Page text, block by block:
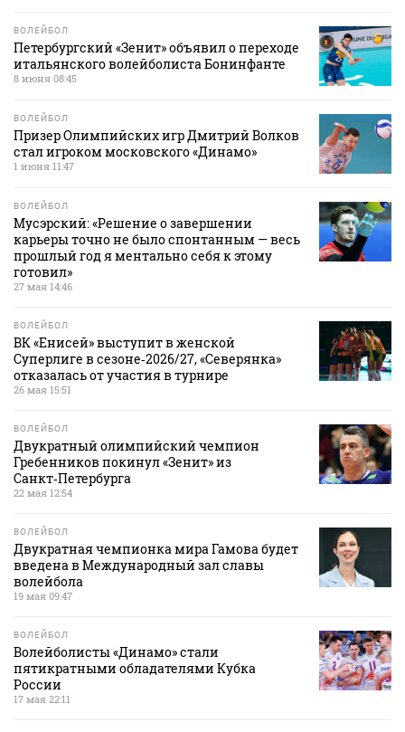
ВОЛЕЙБОЛ
Петербургский «Зенит» объявил о переходе
итальянского волейболиста Бонинфанте
8 июня 08:45
ВОЛЕЙБОЛ
Призер Олимпийских игр Дмитрий Волков
стал игроком московского «Динамо»
1 июня 11:47
ВОЛЕЙБОЛ
Мусэрский: «Решение о завершении
карьеры точно не было спонтанным — весь
прошлый год я ментально себя к этому
готовил»
27 мая 14:46
ВОЛЕЙБОЛ
ВК «Енисей» выступит в женской
Суперлиге в сезоне‑2026/27, «Северянка»
отказалась от участия в турнире
26 мая 15:51
ВОЛЕЙБОЛ
Двукратный олимпийский чемпион
Гребенников покинул «Зенит» из
Санкт‑Петербурга
22 мая 12:54
ВОЛЕЙБОЛ
Двукратная чемпионка мира Гамова будет
введена в Международный зал славы
волейбола
19 мая 09:47
ВОЛЕЙБОЛ
Волейболисты «Динамо» стали
пятикратными обладателями Кубка
России
17 мая 22:11